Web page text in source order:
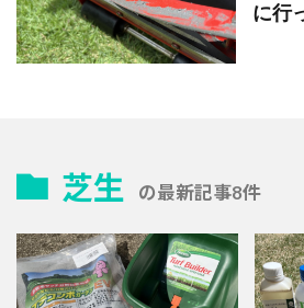
に行
芝生 の最新記事8件